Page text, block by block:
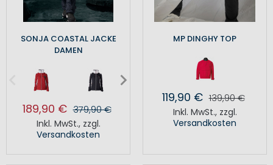
SONJA COASTAL JACKE
DAMEN
189,90 € 379,90 €
Inkl. MwSt., zzgl.
Versandkosten
MP DINGHY TOP
119,90 € 139,90 €
Inkl. MwSt., zzgl.
Versandkosten